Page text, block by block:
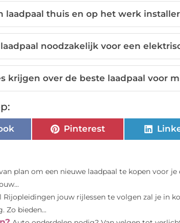
laadpaal thuis en op het werk
noodzakelijk voor een
krijgen over de beste laadpaal voor
Pinterest
plan om een nieuwe laadpaal te kopen voor
Rijopleidingen jouw rijlessen te volgen zal je in
Zo bieden...